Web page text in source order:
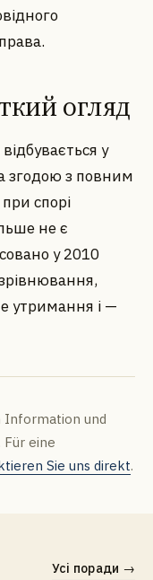
огляд
у
згодою з повним
спорі
не є
у 2010
утримання і —
Information und
eine
Sie uns direkt.
Усі поради →